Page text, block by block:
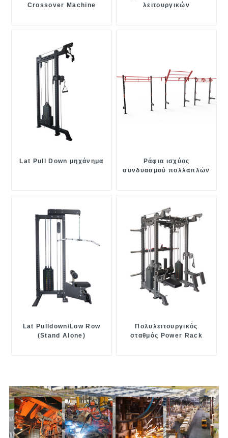
Crossover Machine
λειτουργικών
Lat Pull Down μηχάνημα
Ράφια ισχύος
συνδυασμού πολλαπλών
Lat Pulldown/Low Row
(Stand Alone)
Πολυλειτουργικός
σταθμός Power Rack